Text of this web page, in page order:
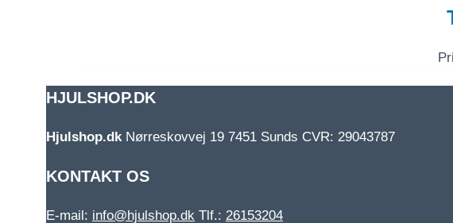
HJULSHOP.DK
Hjulshop.dk Nørreskovvej 19 7451 Sunds CVR: 29043787
KONTAKT OS
E-mail: info@hjulshop.dk Tlf.: 26153204